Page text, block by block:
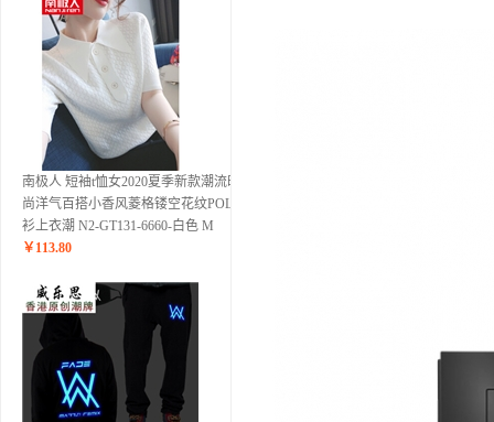
南极人 短袖t恤女2020夏季新款潮流时
尚洋气百搭小香风菱格镂空花纹POLO
衫上衣潮 N2-GT131-6660-白色 M
￥ 113.80